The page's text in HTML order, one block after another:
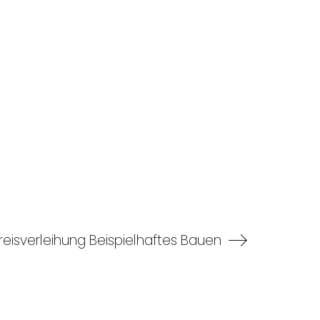
Beispielhaftes Bauen